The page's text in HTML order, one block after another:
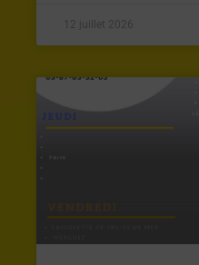
12 juillet 2026